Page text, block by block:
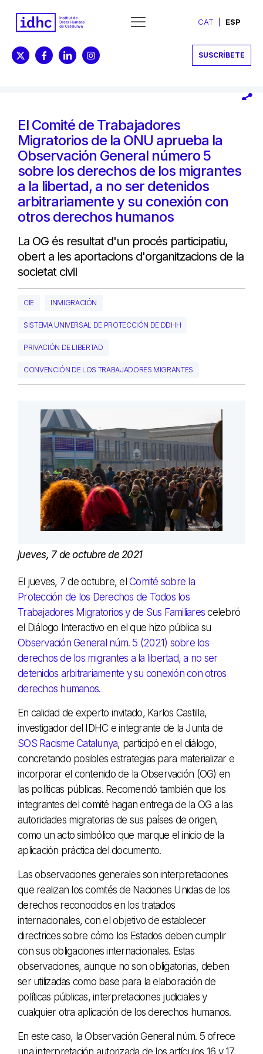
CAT ESP
SUSCRÍBETE
El Comité de Trabajadores
Migratorios de la ONU aprueba la
Observación General número 5
sobre los derechos de los migrantes
a la libertad, a no ser detenidos
arbitrariamente y su conexión con
otros derechos humanos
La OG és resultat d'un procés participatiu,
obert a les aportacions d'organitzacions de la
societat civil
CIE INMIGRACIÓN
SISTEMA UNIVERSAL DE PROTECCIÓN DE DDHH
PRIVACIÓN DE LIBERTAD
CONVENCIÓN DE LOS TRABAJADORES MIGRANTES
jueves, 7 de octubre de 2021
El jueves, 7 de octubre, el Comité sobre la
Protección de los Derechos de Todos los
Trabajadores Migratorios y de Sus Familiares celebró
el Diálogo Interactivo en el que hizo pública su
Observación General núm. 5 (2021) sobre los
derechos de los migrantes a la libertad, a no ser
detenidos arbitrariamente y su conexión con otros
derechos humanos.
En calidad de experto invitado, Karlos Castilla,
investigador del IDHC e integrante de la Junta de
SOS Racisme Catalunya, participó en el diálogo,
concretando posibles estrategias para materializar e
incorporar el contenido de la Observación (OG) en
las políticas públicas. Recomendó también que los
integrantes del comité hagan entrega de la OG a las
autoridades migratorias de sus países de origen,
como un acto simbólico que marque el inicio de la
aplicación práctica del documento.
Las observaciones generales son interpretaciones
que realizan los comités de Naciones Unidas de los
derechos reconocidos en los tratados
internacionales, con el objetivo de establecer
directrices sobre cómo los Estados deben cumplir
con sus obligaciones internacionales. Estas
observaciones, aunque no son obligatorias, deben
ser utilizadas como base para la elaboración de
políticas públicas, interpretaciones judiciales y
cualquier otra aplicación de los derechos humanos.
En este caso, la Observación General núm. 5 ofrece
una interpretación autorizada de los artículos 16 y 17